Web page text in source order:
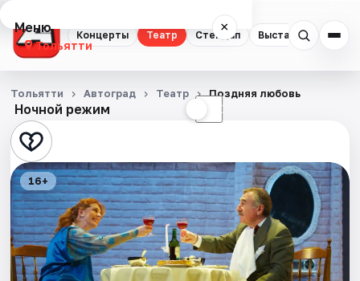
Концерты Театр Стендап Выставки Спорт
Меню ×
Тольятти
Концерты
Театр
Стендап
Выставки
Спорт
События
Ночной режим ☾
Тольятти Автоград Театр Поздняя любовь
16+